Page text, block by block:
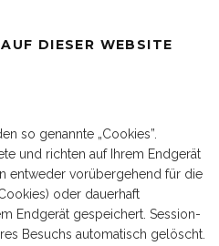
DIESER WEBSITE
so genannte „Cookies”.
und richten auf Ihrem Endgerät
entweder vorübergehend für die
oder dauerhaft
Endgerät gespeichert. Session-
Besuchs automatisch gelöscht.